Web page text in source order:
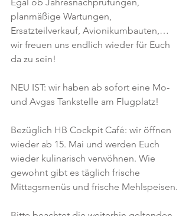
Egal ob Jahresnachprüfungen,
planmäßige Wartungen,
Ersatzteilverkauf, Avionikumbauten,…
wir freuen uns endlich wieder für Euch
da zu sein!
NEU IST: wir haben ab sofort eine Mo-
und Avgas Tankstelle am Flugplatz!
Bezüglich HB Cockpit Café: wir öffnen
wieder ab 15. Mai und werden Euch
wieder kulinarisch verwöhnen. Wie
gewohnt gibt es täglich frische
Mittagsmenüs und frische Mehlspeisen.